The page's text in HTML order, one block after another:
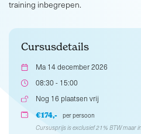
training inbegrepen.
Cursusdetails
Ma 14 december 2026
08:30 - 15:00
Nog 16 plaatsen vrij
€174,-
per persoon
Cursusprijs is exclusief 21% BTW maar